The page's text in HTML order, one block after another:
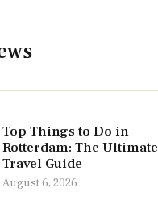
Top Things to Do in
Rotterdam: The Ultimate
Travel Guide
August 6, 2026